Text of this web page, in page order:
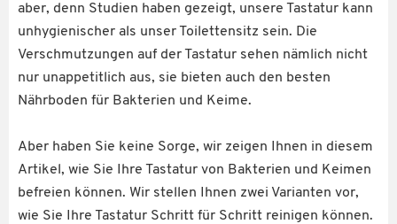
aber, denn Studien haben gezeigt, unsere Tastatur kann
unhygienischer als unser Toilettensitz sein. Die
Verschmutzungen auf der Tastatur sehen nämlich nicht
nur unappetitlich aus, sie bieten auch den besten
Nährboden für Bakterien und Keime.
Aber haben Sie keine Sorge, wir zeigen Ihnen in diesem
Artikel, wie Sie Ihre Tastatur von Bakterien und Keimen
befreien können. Wir stellen Ihnen zwei Varianten vor,
wie Sie Ihre Tastatur Schritt für Schritt reinigen können.